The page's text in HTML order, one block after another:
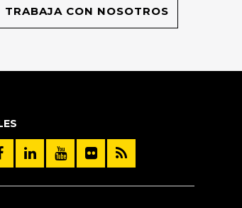
TRABAJA CON NOSOTROS